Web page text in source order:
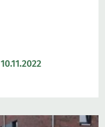
10.11.2022